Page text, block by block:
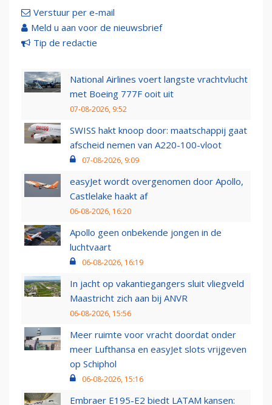
Verstuur per e-mail
Meld u aan voor de nieuwsbrief
Tip de redactie
National Airlines voert langste vrachtvlucht
met Boeing 777F ooit uit
07-08-2026, 9:52
SWISS hakt knoop door: maatschappij gaat
afscheid nemen van A220-100-vloot
07-08-2026, 9:09
easyJet wordt overgenomen door Apollo,
Castlelake haakt af
06-08-2026, 16:20
Apollo geen onbekende jongen in de
luchtvaart
06-08-2026, 16:19
In jacht op vakantiegangers sluit vliegveld
Maastricht zich aan bij ANVR
06-08-2026, 15:56
Meer ruimte voor vracht doordat onder
meer Lufthansa en easyJet slots vrijgeven
op Schiphol
06-08-2026, 15:16
Embraer E195-E2 biedt LATAM kansen: